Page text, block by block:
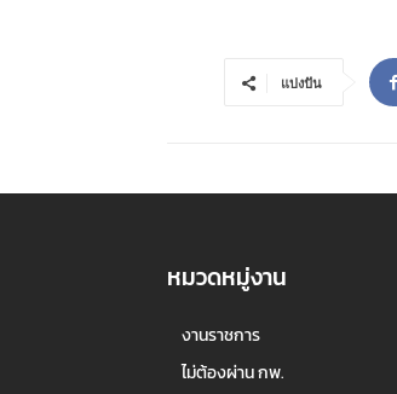
แบ่งปัน
หมวดหมู่งาน
งานราชการ
ไม่ต้องผ่าน กพ.